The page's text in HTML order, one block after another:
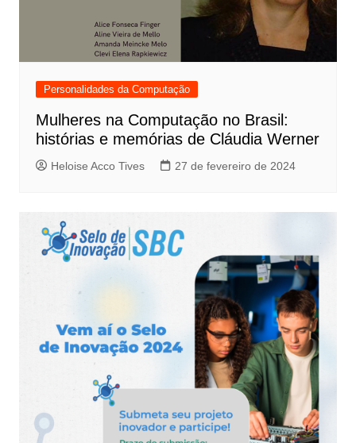
Personalidades da Computação
Mulheres na Computação no Brasil:
histórias e memórias de Cláudia Werner
Heloise Acco Tives 27 de fevereiro de 2024